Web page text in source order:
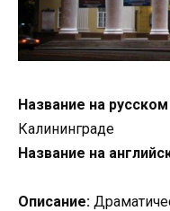
Название на
Калининграде
Название на
Описание: